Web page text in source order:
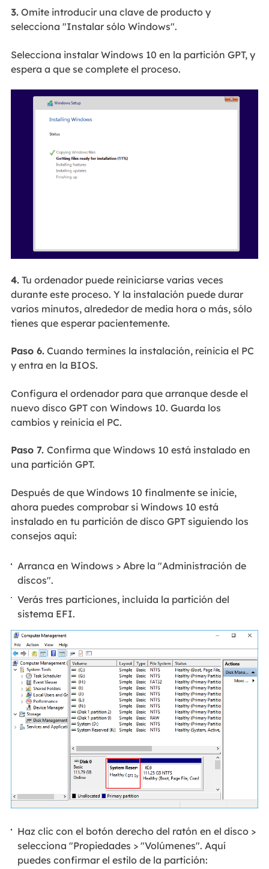
3.Omite introducir una clave de producto y
selecciona "Instalar sólo Windows".
Selecciona instalar Windows 10 en la partición GPT, y
espera a que se complete el proceso.
4.Tu ordenador puede reiniciarse varias veces
durante este proceso. Y la instalación puede durar
varios minutos, alrededor de media hora o más, sólo
tienes que esperar pacientemente.
Paso 6.Cuando termines la instalación, reinicia el PC
y entra en la BIOS.
Configura el ordenador para que arranque desde el
nuevo disco GPT con Windows 10. Guarda los
cambios y reinicia el PC.
Paso 7. Confirma que Windows 10 está instalado en
una partición GPT.
Después de que Windows 10 finalmente se inicie,
ahora puedes comprobar si Windows 10 está
instalado en tu partición de disco GPT siguiendo los
consejos aquí:
Arranca en Windows > Abre la "Administración de
discos".
Verás tres particiones, incluida la partición del
sistema EFI.
Haz clic con el botón derecho del ratón en el disco >
selecciona "Propiedades > "Volúmenes". Aquí
puedes confirmar el estilo de la partición: